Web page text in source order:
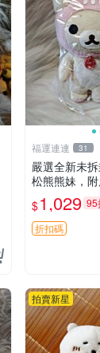
福運連連 31
嚴選全新未
松熊熊妹，
絨質地極佳
薦收藏兼送禮
友或家人，限
熊、熊玩偶、
$1,029 95
折扣碼
拍賣新星